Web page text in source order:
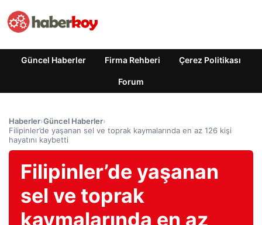
Güncel Haberler Firma Rehberi Çerez Politikası
Forum
Haberler›Güncel Haberler›
Filipinler’de yaşanan sel ve toprak kaymalarında en az 126 kişi
hayatını kaybetti
Filipinler’de yaşanan
sel ve toprak
kaymalarında en az